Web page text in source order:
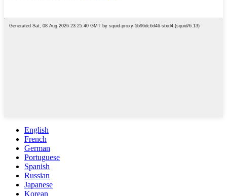
English
French
German
Portuguese
Spanish
Russian
Japanese
Korean